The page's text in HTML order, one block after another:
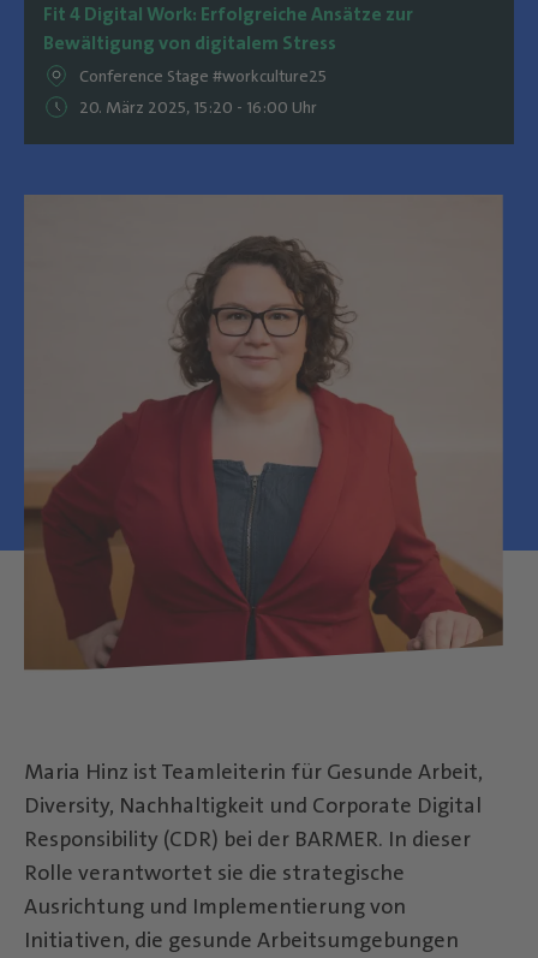
Fit 4 Digital Work: Erfolgreiche Ansätze zur
Bewältigung von digitalem Stress
Conference Stage #workculture25
20. März 2025, 15:20 - 16:00 Uhr
Maria Hinz ist Teamleiterin für Gesunde Arbeit,
Diversity, Nachhaltigkeit und Corporate Digital
Responsibility (CDR) bei der BARMER. In dieser
Rolle verantwortet sie die strategische
Ausrichtung und Implementierung von
Initiativen, die gesunde Arbeitsumgebungen